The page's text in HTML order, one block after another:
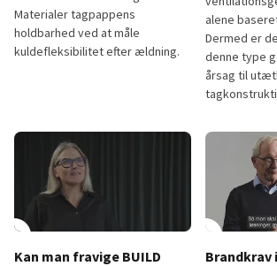
Materialer tagpappens
holdbarhed ved at måle
kuldefleksibilitet efter ældning.
Tagpaps kuldeegenskaber efter ældning
alene
Dermed er
denne type
årsag til
Kan man fravige BUILD
play_circleBrandkrav i